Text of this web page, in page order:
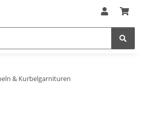
& Kurbelgarnituren